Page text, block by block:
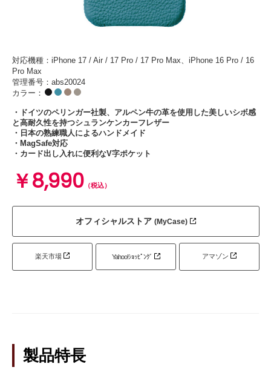
対応機種：iPhone 17 / Air / 17 Pro / 17 Pro Max、iPhone 16 Pro / 16
Pro Max
管理番号：abs20024
カラー：
・ドイツのペリンガー社製、アルペン牛の革を使用した美しいシボ感
と高耐久性を持つシュランケンカーフレザー
・日本の熟練職人によるハンドメイド
・MagSafe対応
・カード出し入れに便利なV字ポケット
￥8,990 （税込）
オフィシャルストア (MyCase)
楽天市場 Yahoo!ｼｮｯﾋﾟﾝｸﾞ アマゾン
製品特長